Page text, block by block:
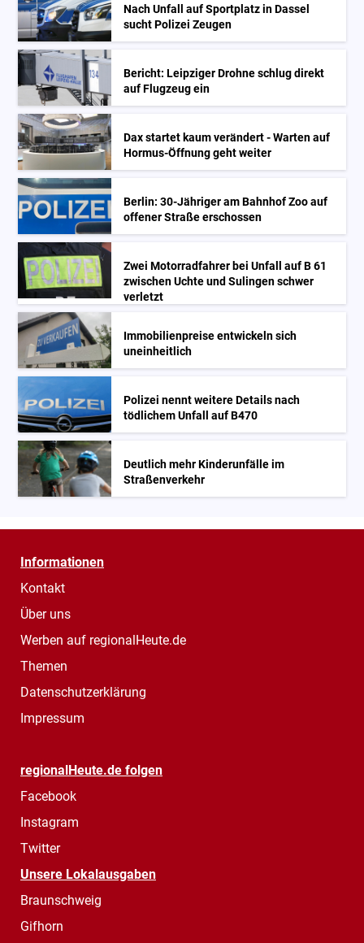
Nach Unfall auf Sportplatz in Dassel
sucht Polizei Zeugen
Bericht: Leipziger Drohne schlug direkt
auf Flugzeug ein
Dax startet kaum verändert - Warten auf
Hormus-Öffnung geht weiter
Berlin: 30-Jähriger am Bahnhof Zoo auf
offener Straße erschossen
Zwei Motorradfahrer bei Unfall auf B 61
zwischen Uchte und Sulingen schwer
verletzt
Immobilienpreise entwickeln sich
uneinheitlich
Polizei nennt weitere Details nach
tödlichem Unfall auf B470
Deutlich mehr Kinderunfälle im
Straßenverkehr
Informationen
Kontakt
Über uns
Werben auf regionalHeute.de
Themen
Datenschutzerklärung
Impressum
regionalHeute.de folgen
Facebook
Instagram
Twitter
Unsere Lokalausgaben
Braunschweig
Gifhorn